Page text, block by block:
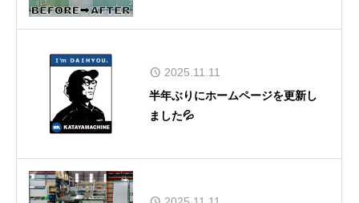
2025.11.11
半年ぶりにホームページを更新し
ました💦